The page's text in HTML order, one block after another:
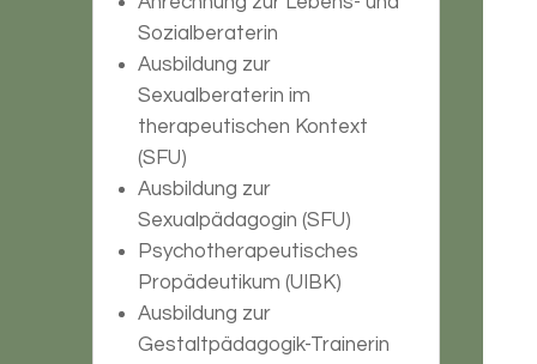
Sozialberaterin
Ausbildung zur
Sexualberaterin im
therapeutischen Kontext
(SFU)
Ausbildung zur
Sexualpädagogin (SFU)
Psychotherapeutisches
Propädeutikum (UIBK)
Ausbildung zur
Gestaltpädagogik-Trainerin